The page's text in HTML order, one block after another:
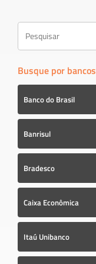
Busque por bancos
Banco do Brasil
Banrisul
Bradesco
Caixa Econômica
Itaú Unibanco